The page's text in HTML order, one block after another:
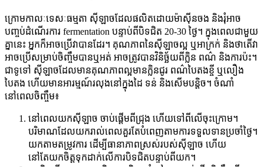
ក្រោមកាលៈទេសៈធម្មតា ស៊ីឡាចដែលផលិតដោយម៉ាស៊ីនចង និងរុំអាច
បញ្ចប់ដំណើរការ fermentation បន្ទាប់ពីបិទជិត 20-30 ថ្ងៃ។ ក្នុងពេលជាមួយ
គ្នានេះ អ្នកក៏អាចប្រើវាបានដែរ។ គុណភាពនៃស៊ីឡាចល្អ ឬអាក្រក់ និងថាតើវា
អាចប្រើសម្រាប់ចិញ្ចឹមបានឬអត់ អាចត្រូវបានវិនិច្ឆ័យពីក្លិន ពណ៌ និងការប៉ះ។
ជាទូទៅ ស៊ីឡាចដែលមានគុណភាពល្អមានក្លិនជូរ ពណ៌បៃតងខ្ចី ឬលឿង
បៃតង ហើយមានអារម្មណ៍រលុងនៅក្នុងដៃ ទន់ និងសើមបន្តិច។ ចំណាំ
នៅពេលចិញ្ចឹម៖
នៅពេលយកស៊ីឡាច ចាប់ផ្តើមពីជ្រុង ហើយទៅពីលើចុះក្រោម។
បរិមាណដែលយករាល់ពេលគួរតែបំពេញតាមការទទួលទានប្រចាំថ្ងៃ។
យកតាមតម្រូវការ ដើម្បីធានាភាពស្រស់របស់ស៊ីឡាច ហើយ
នៅតែយកចិត្តទុកដាក់លើការបិទជិតបន្ទាប់ពីយក។